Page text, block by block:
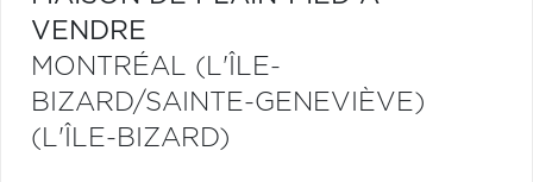
VENDRE
MONTRÉAL (L'ÎLE-
BIZARD/SAINTE-GENEVIÈVE)
(L'ÎLE-BIZARD)